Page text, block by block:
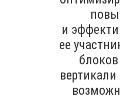
и
ее